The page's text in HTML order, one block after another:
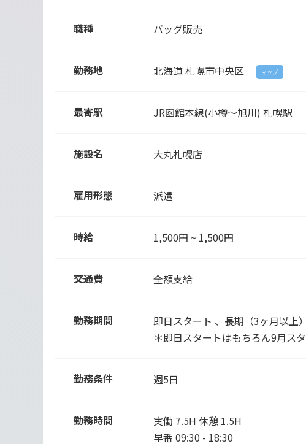
職種 バッグ販売
勤務地 北海道札幌市中央区 マップ
最寄駅 JR函館本線(小樽～旭川) 札幌駅
施設名 大丸札幌店
雇用形態 派遣
時給 1,500円 ~ 1,500円
交通費 全額支給
勤務期間
即日スタート 、長期（3ヶ月以上
＊即日スタートはもちろん9月ス
勤務条件 週5日
勤務時間
実働 7.5H 休憩 1.5H
早番 09:30 - 18:30